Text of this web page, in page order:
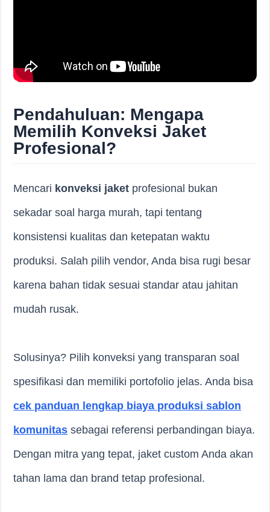
Pendahuluan: Mengapa
Memilih Konveksi Jaket
Profesional?
Mencari konveksi jaket profesional bukan
sekadar soal harga murah, tapi tentang
konsistensi kualitas dan ketepatan waktu
produksi. Salah pilih vendor, Anda bisa rugi besar
karena bahan tidak sesuai standar atau jahitan
mudah rusak.
Solusinya? Pilih konveksi yang transparan soal
spesifikasi dan memiliki portofolio jelas. Anda bisa
cek panduan lengkap biaya produksi sablon
komunitas sebagai referensi perbandingan biaya.
Dengan mitra yang tepat, jaket custom Anda akan
tahan lama dan brand tetap profesional.